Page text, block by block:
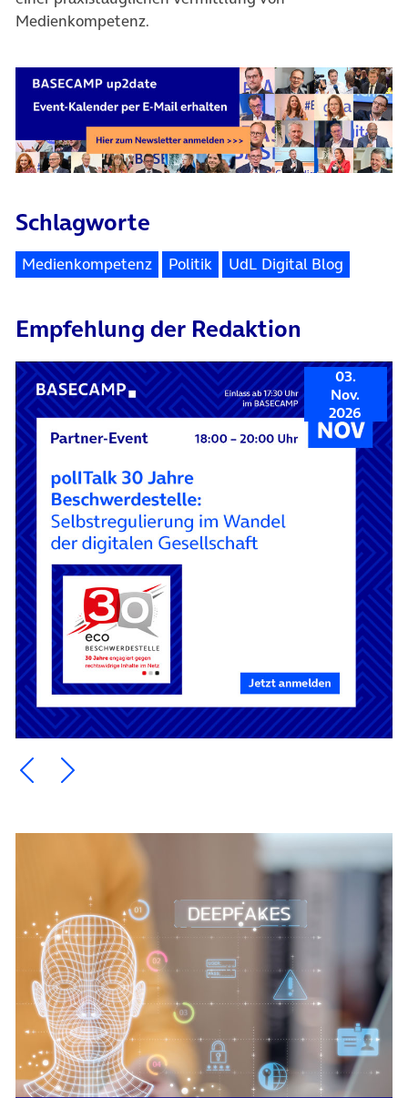
Medienkompetenz.
Schlagworte
Medienkompetenz Politik UdL Digital Blog
Empfehlung der Redaktion
03.
Nov.
2026
Ein Element zurück blättern
Ein Element weiter blättern